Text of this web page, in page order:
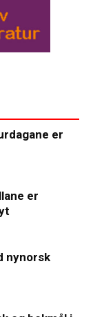
er
er
nynorsk